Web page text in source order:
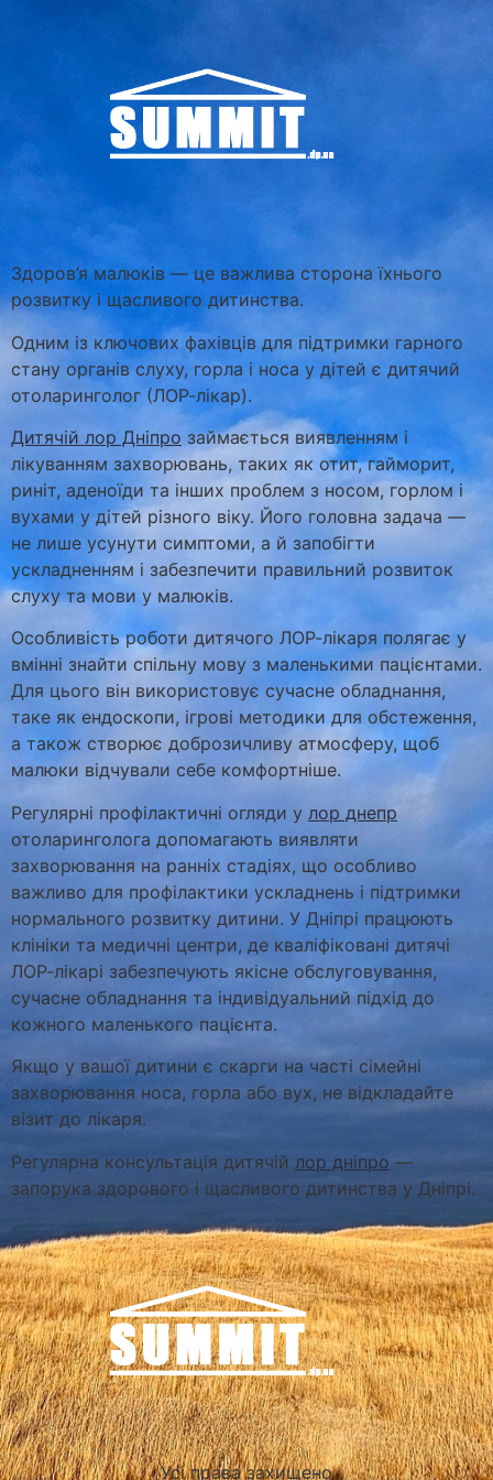
Здоров’я малюків — це важлива сторона їхнього
розвитку і щасливого дитинства.
Одним із ключових фахівців для підтримки гарного
стану органів слуху, горла і носа у дітей є дитячий
отоларинголог (ЛОР-лікар).
Дитячій лор Дніпро займається виявленням і
лікуванням захворювань, таких як отит, гайморит,
риніт, аденоїди та інших проблем з носом, горлом і
вухами у дітей різного віку. Його головна задача —
не лише усунути симптоми, а й запобігти
ускладненням і забезпечити правильний розвиток
слуху та мови у малюків.
Особливість роботи дитячого ЛОР-лікаря полягає у
вмінні знайти спільну мову з маленькими пацієнтами.
Для цього він використовує сучасне обладнання,
таке як ендоскопи, ігрові методики для обстеження,
а також створює доброзичливу атмосферу, щоб
малюки відчували себе комфортніше.
Регулярні профілактичні огляди у лор днепр
отоларинголога допомагають виявляти
захворювання на ранніх стадіях, що особливо
важливо для профілактики ускладнень і підтримки
нормального розвитку дитини. У Дніпрі працюють
клініки та медичні центри, де кваліфіковані дитячі
ЛОР-лікарі забезпечують якісне обслуговування,
сучасне обладнання та індивідуальний підхід до
кожного маленького пацієнта.
Якщо у вашої дитини є скарги на часті сімейні
захворювання носа, горла або вух, не відкладайте
візит до лікаря.
Регулярна консультація дитячій лор дніпро —
запорука здорового і щасливого дитинства у Дніпрі.
Усі права захищено